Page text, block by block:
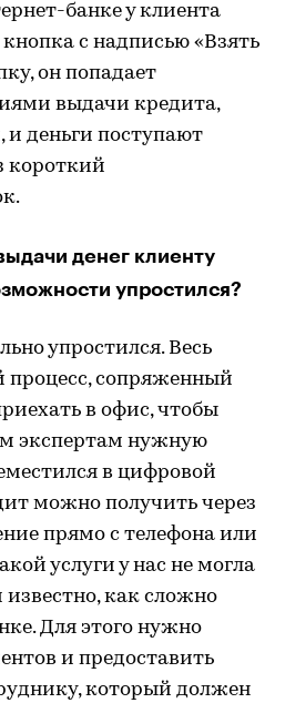
банке у клиента
с надписью «Взять
он попадает
выдачи кредита,
и деньги поступают
короткий
денег клиенту
упростился?
упростился. Весь
сопряженный
в офис, чтобы
экспертам нужную
в цифровой
можно получить через
прямо с телефона или
услуги у нас не могла
известно, как сложно
Для этого нужно
и предоставить
который должен